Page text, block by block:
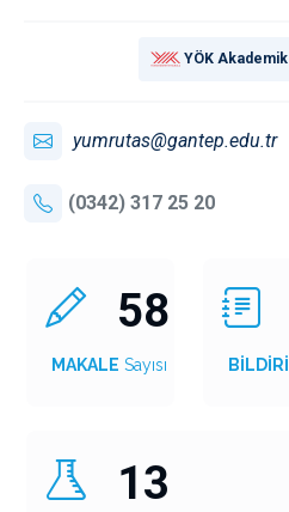
YÖK Akademik
yumrutas@gantep.edu.tr
(0342) 317 25 20
58
MAKALE Sayısı BİLDİRİ
13